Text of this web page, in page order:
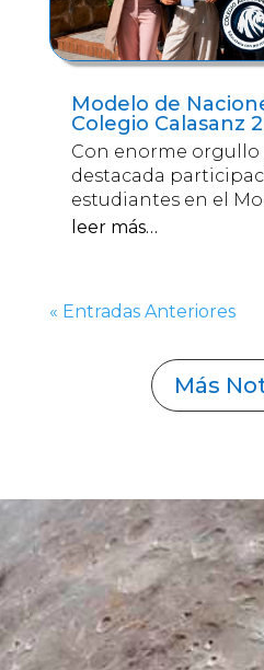
Modelo de
Colegio Calasanz
Con enorme orgullo
destacada
estudiantes en el
leer más…
« Entradas Anteriores
Más